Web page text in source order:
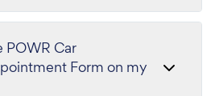
POWR Car
Form on my